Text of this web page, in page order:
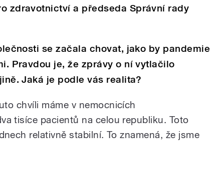
zdravotnictví a předseda Správní rady
se začala chovat, jako by pandemie
Pravdou je, že zprávy o ní vytlačilo
Jaká je podle vás realita?
chvíli máme v nemocnicích
tisíce pacientů na celou republiku. Toto
relativně stabilní. To znamená, že jsme